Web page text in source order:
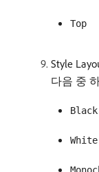
Top
Style
다음 중
Black
White